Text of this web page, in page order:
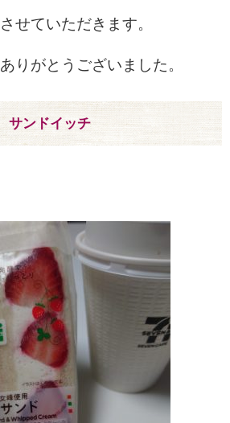
せていただきます。
りがとうございました。
サンドイッチ